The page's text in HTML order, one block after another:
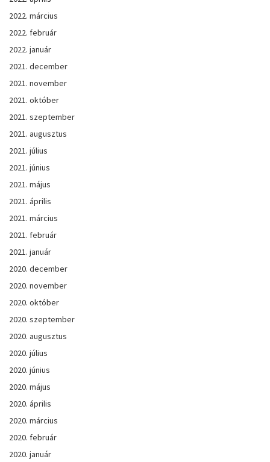
2022. március
2022. február
2022. január
2021. december
2021. november
2021. október
2021. szeptember
2021. augusztus
2021. július
2021. június
2021. május
2021. április
2021. március
2021. február
2021. január
2020. december
2020. november
2020. október
2020. szeptember
2020. augusztus
2020. július
2020. június
2020. május
2020. április
2020. március
2020. február
2020. január